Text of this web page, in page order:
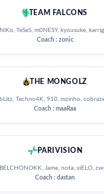
TEAM FALCONS
NiKo, TeSeS, m0NESY, kyousuke,
Coach : zonic
THE MONGOLZ
bLitz, Techno4K, 910, mzinho,
Coach : maaRaa
PARIVISION
BELCHONOKK, Jame, nota, xiELO,
Coach : dastan